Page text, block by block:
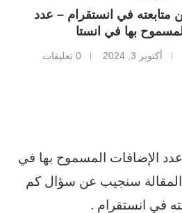
في انستقرام – عدد
بها في انستا
أكتوبر 3, 2024 0 تعليقات
الإضافات المسموح بها في
المقالة سنجيب عن سؤال كم
في انستقرام .